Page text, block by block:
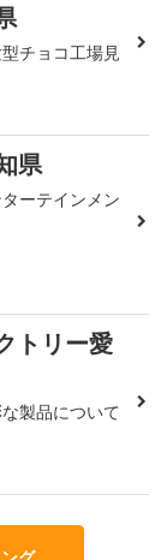
チョコ工場見
県
ーテインメン
トリー愛
製品について